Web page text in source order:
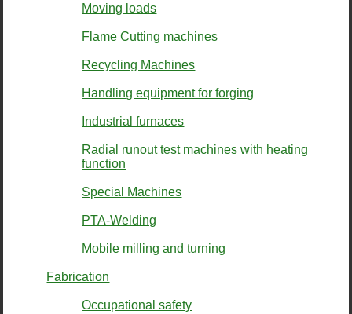
Moving loads
Flame Cutting machines
Recycling Machines
Handling equipment for forging
Industrial furnaces
Radial runout test machines with heating
function
Special Machines
PTA-Welding
Mobile milling and turning
Fabrication
Occupational safety